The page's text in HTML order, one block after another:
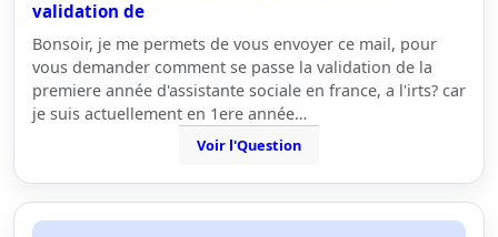
validation de
Bonsoir, je me permets de vous envoyer ce mail, pour
vous demander comment se passe la validation de la
premiere année d'assistante sociale en france, a l'irts? car
je suis actuellement en 1ere année…
Voir l'Question